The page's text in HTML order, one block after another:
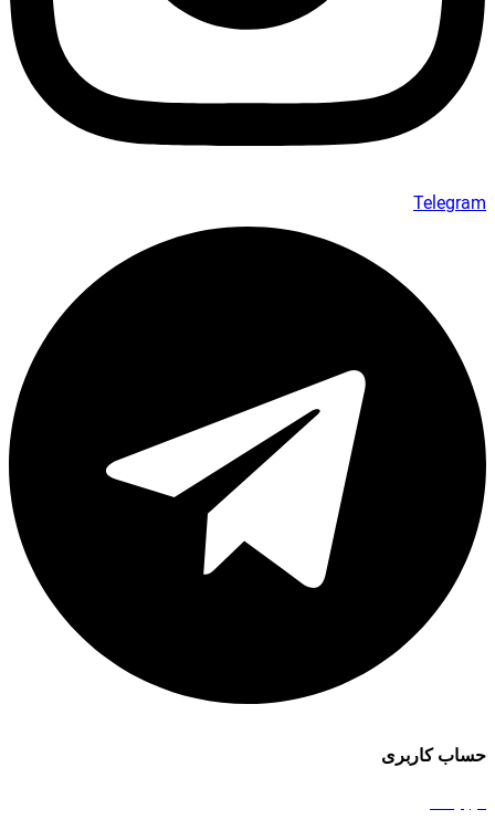
Telegram
حساب کاربری
درباره ما